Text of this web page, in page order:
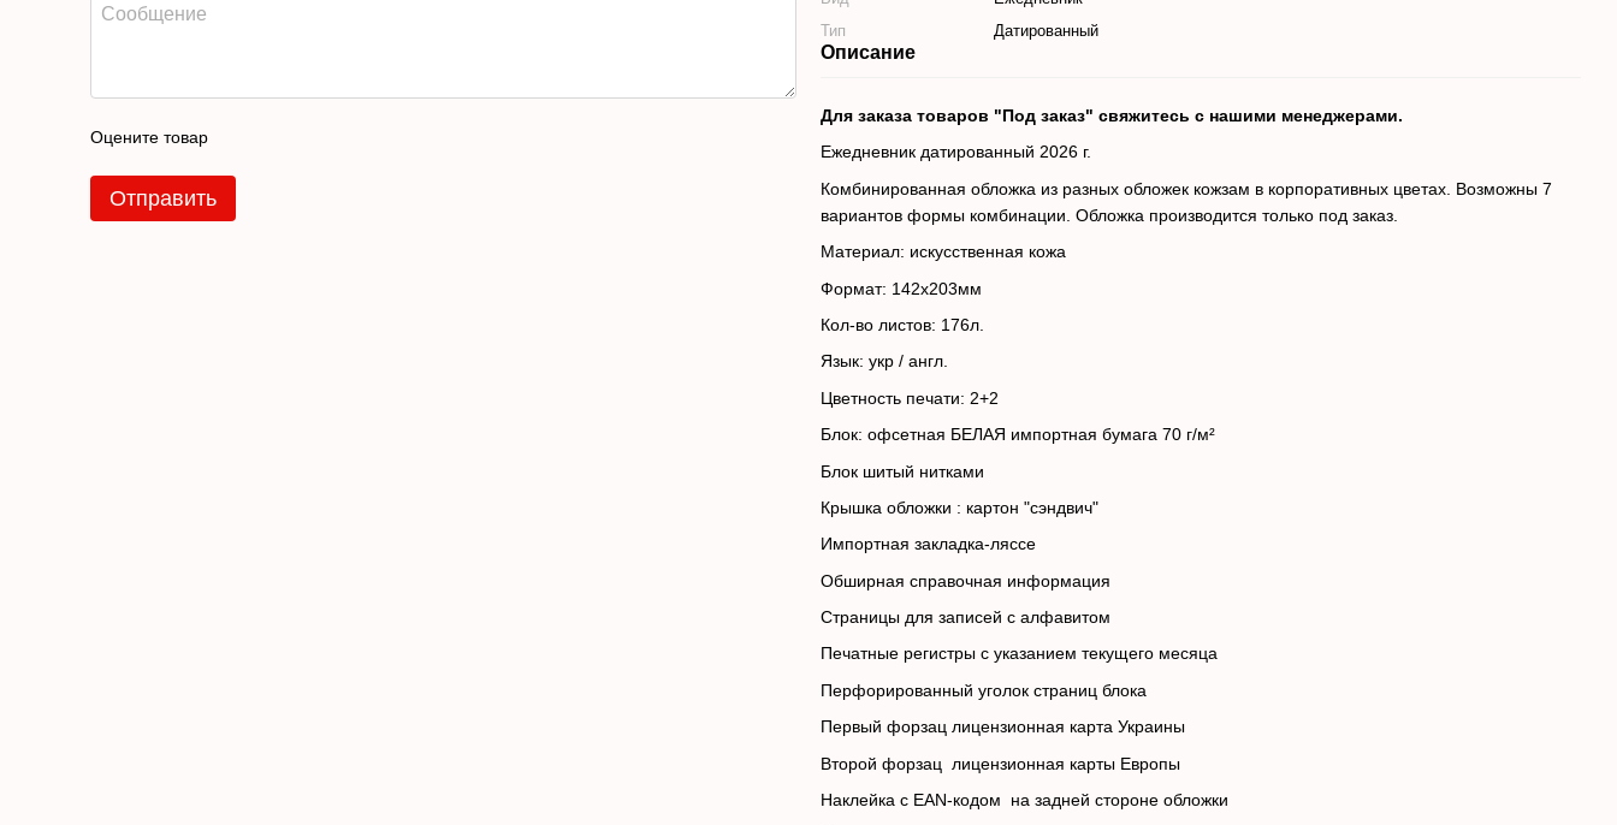
Оцените товар
Отправить
Тип
Датированный
Описание
Для заказа товаров "Под заказ" свяжитесь с нашими менеджерами.
Ежедневник датированный 2026 г.
Комбинированная обложка из разных обложек кожзам в корпоративных цветах. Возможны 7
вариантов формы комбинации. Обложка производится только под заказ.
Материал: искусственная кожа
Формат: 142х203мм
Кол-во листов: 176л.
Язык: укр / англ.
Цветность печати: 2+2
Блок: офсетная БЕЛАЯ импортная бумага 70 г/м²
Блок шитый нитками
Крышка обложки : картон "сэндвич"
Импортная закладка-ляссе
Обширная справочная информация
Страницы для записей с алфавитом
Печатные регистры с указанием текущего месяца
Перфорированный уголок страниц блока
Первый форзац лицензионная карта Украины
Второй форзац лицензионная карты Европы
Наклейка с EAN-кодом на задней стороне обложки